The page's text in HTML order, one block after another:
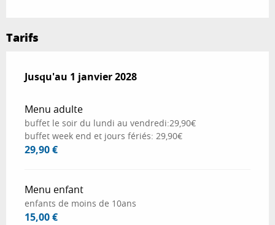
Tarifs
Du1 janvier 2026au1 janvier 2028
Jusqu'au 1 janvier 2028
Menu adulte
buffet le soir du lundi au vendredi:29,90€
buffet week end et jours fériés: 29,90€
29,90 €
Menu enfant
enfants de moins de 10ans
15,00 €